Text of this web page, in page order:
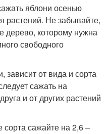
яблони осенью
растений. Не забывайте,
дерево, которому нужна
свободного
зависит от вида и сорта
сажать на
и от других растений
сажайте на 2,6 –